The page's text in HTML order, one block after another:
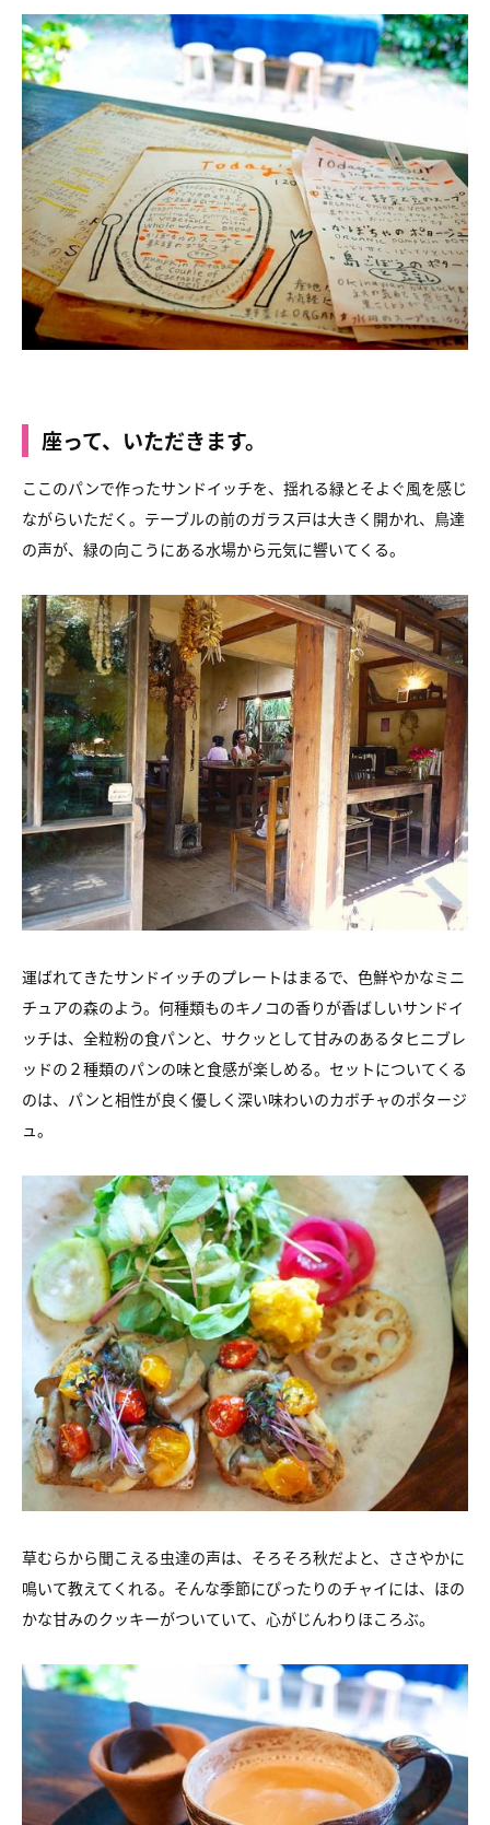
座って、いただきます。
ここのパンで作ったサンドイッチを、 揺れる緑とそよぐ風を感じ
ながらいただく。 テーブルの前のガラス戸は大きく開かれ、 鳥達
の声が、緑の向こうにある水場から元気に響いてくる。
運ばれてきたサンドイッチのプレートはまるで、 色鮮やかなミニ
チュアの森のよう。 何種類ものキノコの香りが香ばしいサンドイ
ッチは、 全粒粉の食パンと、サクッとして甘みのあるタヒニブレ
ッドの ２種類のパンの味と食感が楽しめる。 セットについてくる
のは、パンと相性が良く 優しく深い味わいのカボチャのポタージ
ュ。
草むらから聞こえる虫達の声は、 そろそろ秋だよと、ささやかに
鳴いて教えてくれる。 そんな季節にぴったりのチャイには、 ほの
かな甘みのクッキーがついていて、心がじんわりほころぶ。